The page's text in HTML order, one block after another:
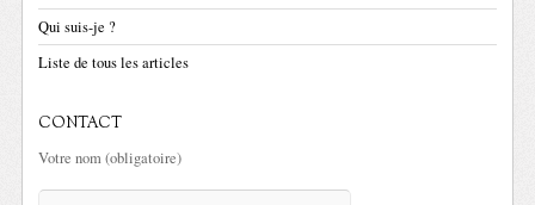
Qui suis-je ?
Liste de tous les articles
CONTACT
Votre nom (obligatoire)